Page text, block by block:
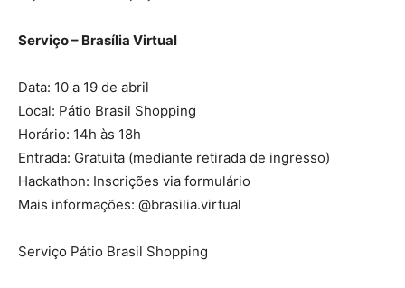
Serviço – Brasília Virtual
Data: 10 a 19 de abril
Local: Pátio Brasil Shopping
Horário: 14h às 18h
Entrada: Gratuita (mediante retirada de ingresso)
Hackathon: Inscrições via formulário
Mais informações: @brasilia.virtual
Serviço Pátio Brasil Shopping